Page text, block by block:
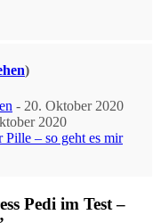
)
- 20. Oktober 2020
2020
Pille – so geht es mir
Pedi im Test –